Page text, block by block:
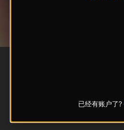
已经有账户了?